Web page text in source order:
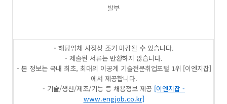
발부
- 해당업체 사정상 조기 마감될 수 있습니다.
- 제출된 서류는 반환하지 않습니다.
- 본 정보는 국내 최초, 최대의 이공계 기술전문취업포털 1위 [이엔지잡]
에서 제공합니다.
- 기술/생산/제조/기능 등 채용정보 제공 [이엔지잡 -
www.engjob.co.kr]